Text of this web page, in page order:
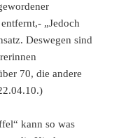
„Jedoch
Deswegen sind
70, die andere
kann so was